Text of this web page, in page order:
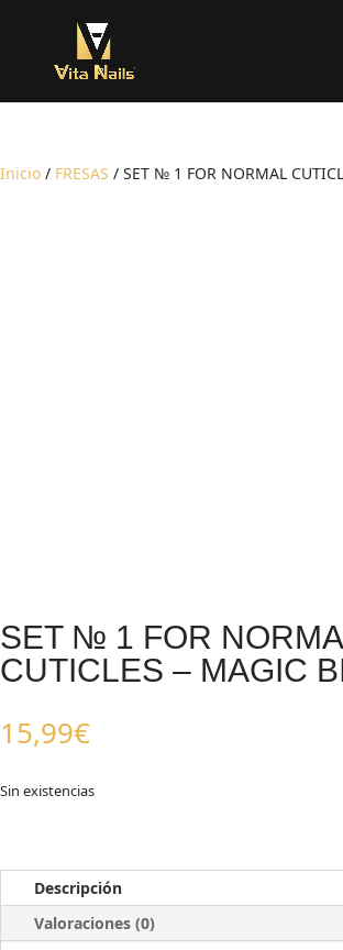
Inicio / FRESAS / SET № 1 FOR NORMAL
SET № 1 FOR
CUTICLES – MAGIC
15,99€
Sin existencias
Descripción
Valoraciones (0)